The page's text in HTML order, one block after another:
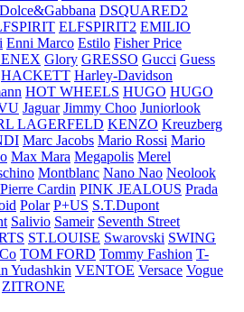
Dolce&Gabbana DSQUARED2
ELFSPIRIT2 EMILIO
Enni Marco Estilo Fisher Price
Glory GRESSO Gucci Guess
HACKETT Harley-Davidson
HOT WHEELS HUGO HUGO
Jaguar Jimmy Choo Juniorlook
LAGERFELD KENZO Kreuzberg
Marc Jacobs Mario Rossi Mario
Max Mara Megapolis Merel
Montblanc Nano Nao Neolook
Pierre Cardin PINK JEALOUS Prada
Polar P+US S.T.Dupont
Salivio Sameir Seventh Street
ST.LOUISE Swarovski SWING
TOM FORD Tommy Fashion T-
Yudashkin VENTOE Versace Vogue
ZITRONE